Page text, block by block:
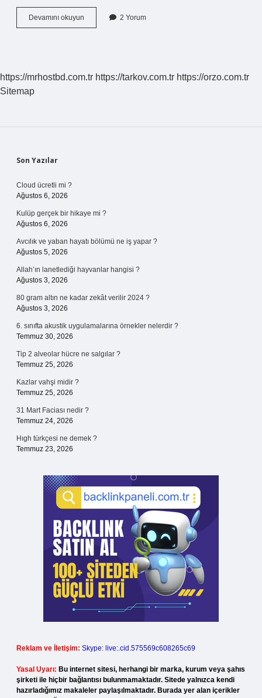
Devamını okuyun Çoğaltan
Katsayısı
2 Yorum
https://mrhostbd.com.tr https://tarkov.com.tr https://orzo.com.tr
Sitemap
Sidebar
Son Yazılar
Cloud ücretli mi ?
Ağustos 6, 2026
Kulüp gerçek bir hikaye mi ?
Ağustos 6, 2026
Avcılık ve yaban hayatı bölümü ne iş yapar ?
Ağustos 5, 2026
Allah’ın lanetlediği hayvanlar hangisi ?
Ağustos 3, 2026
80 gram altın ne kadar zekât verilir 2024 ?
Ağustos 3, 2026
6. sınıfta akustik uygulamalarına örnekler nelerdir ?
Temmuz 30, 2026
Tip 2 alveolar hücre ne salgılar ?
Temmuz 25, 2026
Kazlar vahşi midir ?
Temmuz 25, 2026
31 Mart Faciası nedir ?
Temmuz 24, 2026
Hıgh türkçesi ne demek ?
Temmuz 23, 2026
Reklam ve İletişim: Skype: live:.cid.575569c608265c69
Yasal Uyarı: Bu internet sitesi, herhangi bir marka, kurum veya şahıs
şirketi ile hiçbir bağlantısı bulunmamaktadır. Sitede yalnızca kendi
hazırladığımız makaleler paylaşılmaktadır. Burada yer alan içerikler